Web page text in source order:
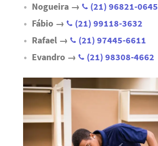
Nogueira →
(21) 96821-0645
Fábio →
(21) 99118-3632
Rafael →
(21) 97445-6611
Evandro →
(21) 98308-4662